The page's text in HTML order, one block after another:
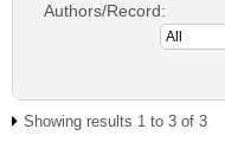
Authors/Record:
Showing results 1 to 3 of 3